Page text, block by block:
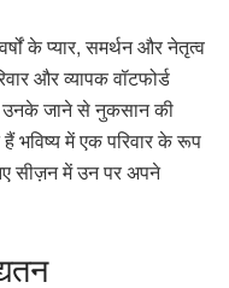
के प्यार, समर्थन और नेतृत्व
और व्यापक वॉटफोर्ड
उनके जाने से नुकसान की
भविष्य में एक परिवार के रूप
सीज़न में उन पर अपने